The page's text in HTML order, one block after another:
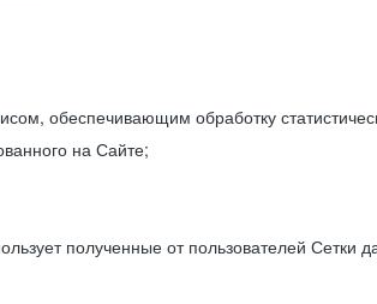
обеспечивающим обработку
на Сайте;
полученные от пользователей Сетки